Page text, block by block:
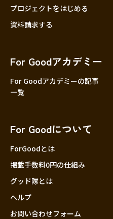
プロジェクトをはじめる
資料請求する
For Goodアカデミー
For Goodアカデミーの記事
一覧
For Goodについて
ForGoodとは
掲載手数料0円の仕組み
グッド隊とは
ヘルプ
お問い合わせフォーム